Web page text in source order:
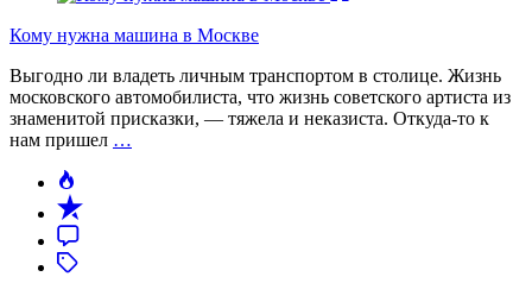
Кому нужна машина в Москве
Выгодно ли владеть личным транспортом в столице. Жизнь
московского автомобилиста, что жизнь советского артиста из
знаменитой присказки, — тяжела и неказиста. Откуда-то к
нам пришел …